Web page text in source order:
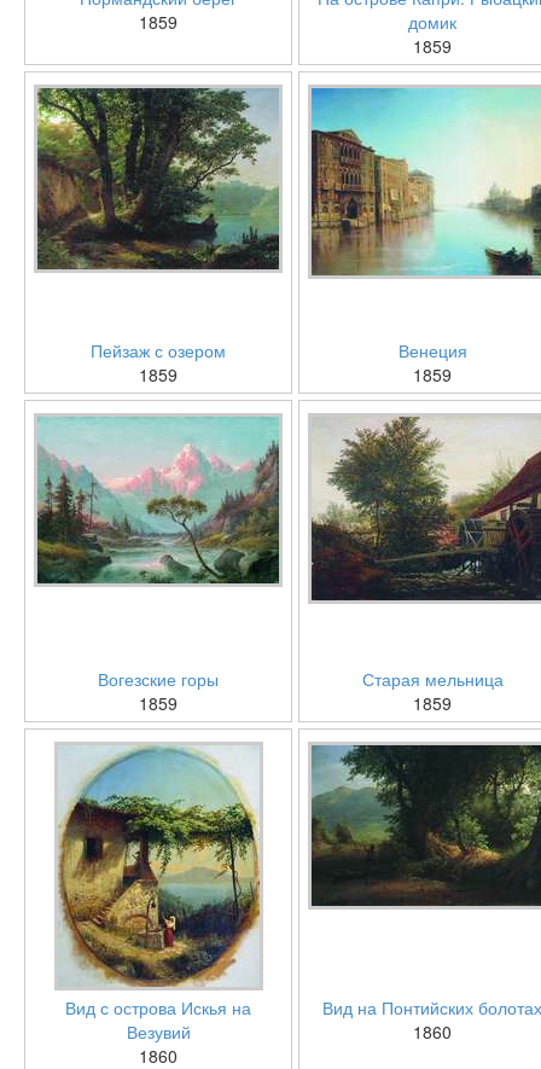
1859
домик
1859
Пейзаж с озером
1859
Венеция
1859
Вогезские горы
1859
Старая мельница
1859
Вид с острова Искья на
Везувий
1860
Вид на Понтийских болотах
1860